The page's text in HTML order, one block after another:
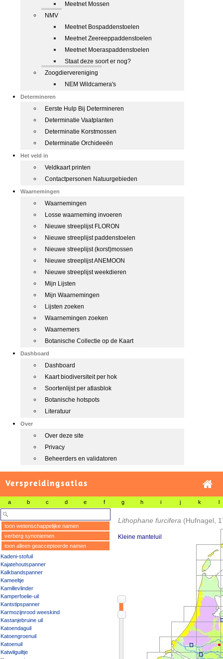
Meetnet Mossen
NMV
Meetnet Bospaddenstoelen
Meetnet Zeereeppaddenstoelen
Meetnet Moeraspaddenstoelen
Staat deze soort er nog?
Zoogdiervereniging
NEM Wildcamera's
Determineren
Eerste Hulp Bij Determineren
Determinatie Vaatplanten
Determinatie Korstmossen
Determinatie Orchideeën
Het veld in
Veldkaart printen
Contactpersonen Natuurgebieden
Waarnemingen
Waarnemingen
Losse waarneming invoeren
Nieuwe streeplijst FLORON
Nieuwe streeplijst paddenstoelen
Nieuwe streeplijst (korst)mossen
Nieuwe streeplijst ANEMOON
Nieuwe streeplijst weekdieren
Mijn Lijsten
Mijn Waarnemingen
Lijsten zoeken
Waarnemingen zoeken
Waarnemers
Botanische Collectie op de Kaart
Dashboard
Dashboard
Kaart biodiversiteit per hok
Soortenlijst per atlasblok
Botanische hotspots
Literatuur
Over
Over deze site
Privacy
Beheerders en validatoren
Verspreidingsatlas
a b c d e f g h i j k l
toon wetenschappelijke namen
verberg synoniemen
toon alleen geaccepteerde namen
Kadeni-stofuil
Kajatehoutspanner
Kalkbandspanner
Kameeltje
Kamillevlinder
Kamperfoelie-uil
Kantstipspanner
Karmozijnrood weeskind
Kastanjebruine uil
Katoendaguil
Katoengroenuil
Katoenuil
Katwilguiltje
Lithophane furcifera (Hufnagel,
Kleine manteluil